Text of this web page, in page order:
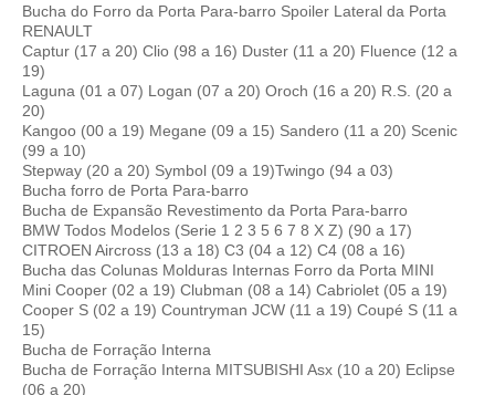
Bucha do Forro da Porta Para-barro Spoiler Lateral da Porta
RENAULT
Captur (17 a 20) Clio (98 a 16) Duster (11 a 20) Fluence (12 a
19)
Laguna (01 a 07) Logan (07 a 20) Oroch (16 a 20) R.S. (20 a
20)
Kangoo (00 a 19) Megane (09 a 15) Sandero (11 a 20) Scenic
(99 a 10)
Stepway (20 a 20) Symbol (09 a 19)Twingo (94 a 03)
Bucha forro de Porta Para-barro
Bucha de Expansão Revestimento da Porta Para-barro
BMW Todos Modelos (Serie 1 2 3 5 6 7 8 X Z) (90 a 17)
CITROEN Aircross (13 a 18) C3 (04 a 12) C4 (08 a 16)
Bucha das Colunas Molduras Internas Forro da Porta MINI
Mini Cooper (02 a 19) Clubman (08 a 14) Cabriolet (05 a 19)
Cooper S (02 a 19) Countryman JCW (11 a 19) Coupé S (11 a
15)
Bucha de Forração Interna
Bucha de Forração Interna MITSUBISHI Asx (10 a 20) Eclipse
(06 a 20)